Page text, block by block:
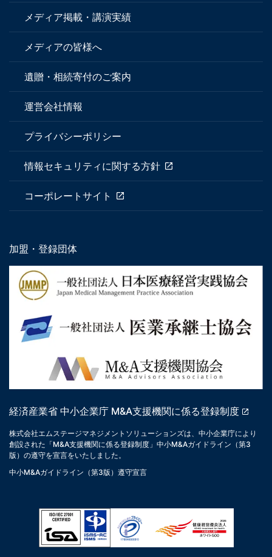
メディア掲載・講演実績
メディアの皆様へ
遺贈・相続寄付のご案内
運営会社情報
プライバシーポリシー
情報セキュリティに関する方針
コーポレートサイト
加盟・登録団体
経済産業省 中小企業庁 M&A支援機関に係る登録制度
株式会社エムステージマネジメントソリューションズは、中小企業庁により
創設された「M&A支援機関に係る登録制度」中小M&Aガイドライン（第3
版）の遵守を宣言をいたしました。
中小M&Aガイドライン（第3版）遵守宣言